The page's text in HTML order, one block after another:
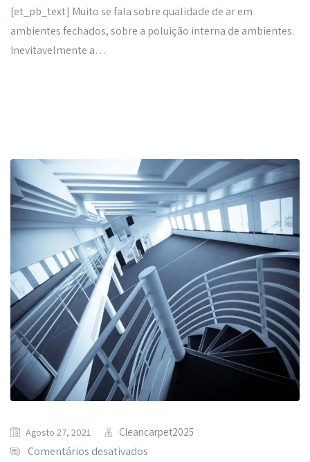
[et_pb_text] Muito se fala sobre qualidade de ar em
ambientes fechados, sobre a poluição interna de ambientes.
Inevitavelmente a…
Agosto 27, 2021 Cleancarpet2025
Comentários desativados